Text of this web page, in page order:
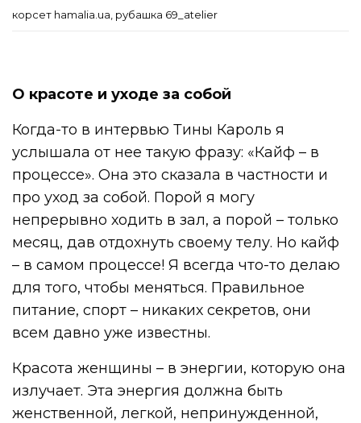
корсет hamalia.ua, рубашка 69_atelier
О красоте и уходе за собой
Когда-то в интервью Тины Кароль я
услышала от нее такую фразу: «Кайф – в
процессе». Она это сказала в частности и
про уход за собой. Порой я могу
непрерывно ходить в зал, а порой – только
месяц, дав отдохнуть своему телу. Но кайф
– в самом процессе! Я всегда что-то делаю
для того, чтобы меняться. Правильное
питание, спорт – никаких секретов, они
всем давно уже известны.
Красота женщины – в энергии, которую она
излучает. Эта энергия должна быть
женственной, легкой, непринужденной,